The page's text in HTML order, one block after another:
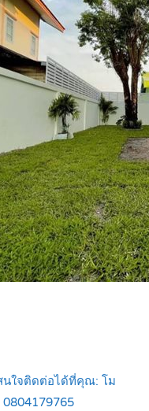
นใจติดต่อได้ที่คุณ: โม
0804179765